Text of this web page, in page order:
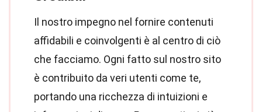
Il nostro impegno nel fornire contenuti
affidabili e coinvolgenti è al centro di ciò
che facciamo. Ogni fatto sul nostro sito
è contribuito da veri utenti come te,
portando una ricchezza di intuizioni e